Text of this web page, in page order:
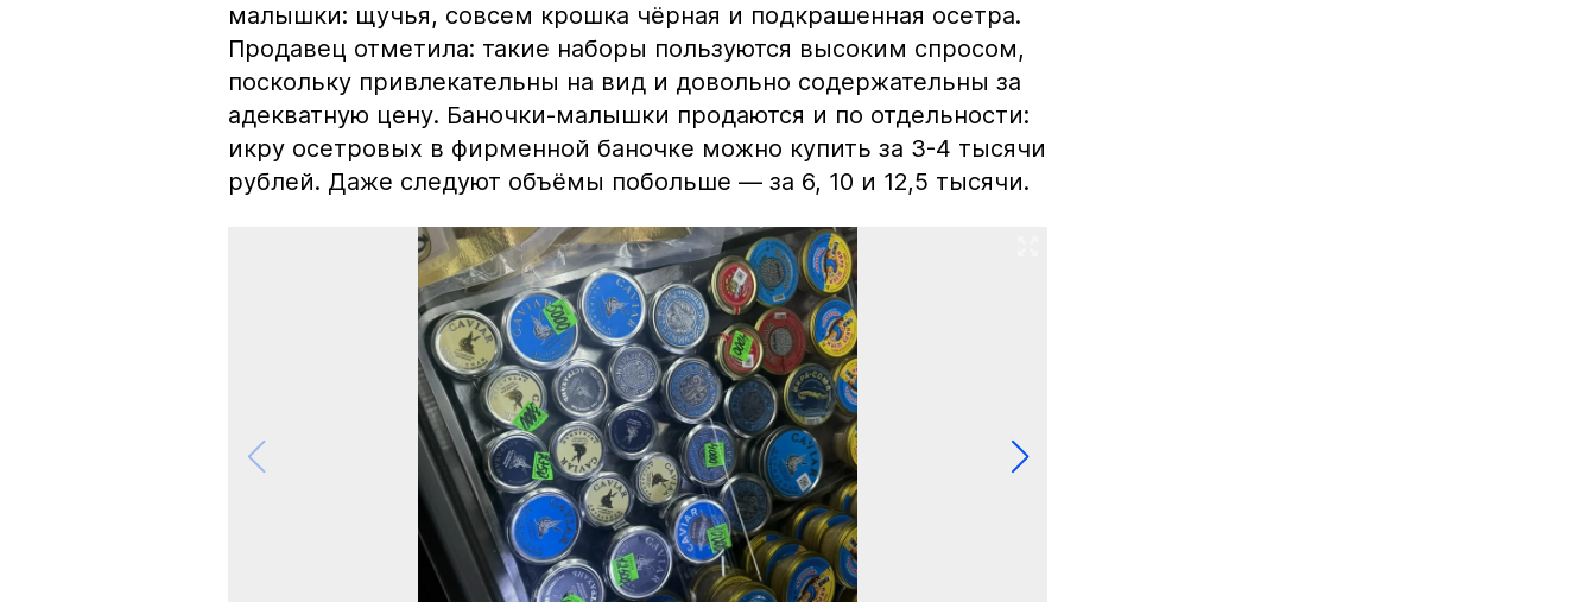
малышки: щучья, совсем крошка чёрная и подкрашенная осетра.
Продавец отметила: такие наборы пользуются высоким спросом,
поскольку привлекательны на вид и довольно содержательны за
адекватную цену. Баночки-малышки продаются и по отдельности:
икру осетровых в фирменной баночке можно купить за 3-4 тысячи
рублей. Даже следуют объёмы побольше — за 6, 10 и 12,5 тысячи.